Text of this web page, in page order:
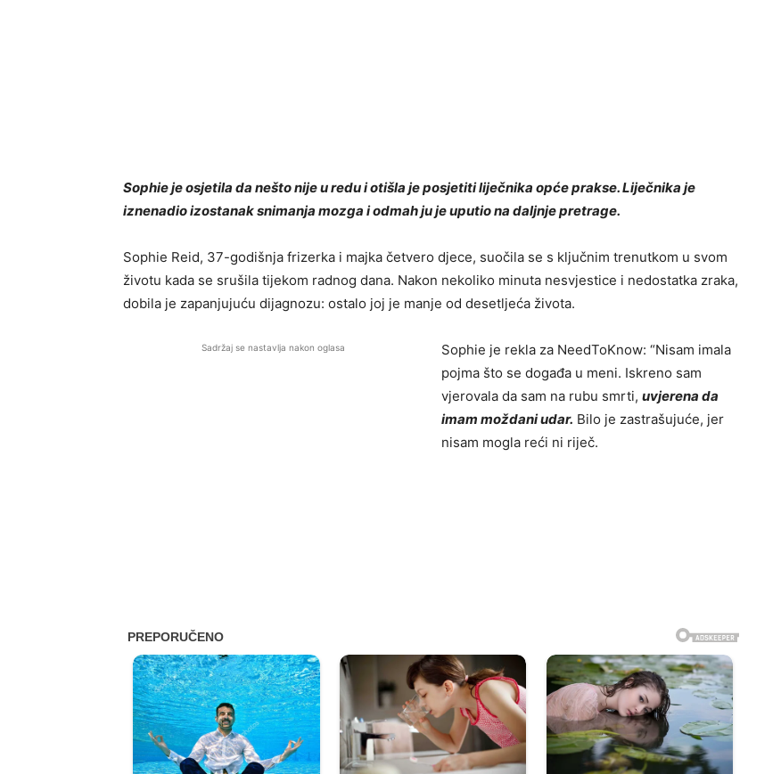
Sophie je osjetila da nešto nije u redu i otišla je posjetiti liječnika opće prakse. Liječnika je
iznenadio izostanak snimanja mozga i odmah ju je uputio na daljnje pretrage.
Sophie Reid, 37-godišnja frizerka i majka četvero djece, suočila se s ključnim trenutkom u svom
životu kada se srušila tijekom radnog dana. Nakon nekoliko minuta nesvjestice i nedostatka zraka,
dobila je zapanjujuću dijagnozu: ostalo joj je manje od desetljeća života.
Sadržaj se nastavlja nakon oglasa
Sophie je rekla za NeedToKnow: “Nisam imala
pojma što se događa u meni. Iskreno sam
vjerovala da sam na rubu smrti, uvjerena da
imam moždani udar. Bilo je zastrašujuće, jer
nisam mogla reći ni riječ.